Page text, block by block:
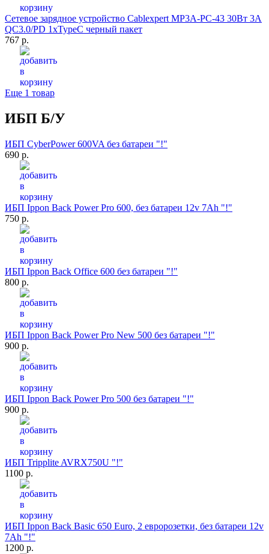
Сетевое зарядное устройство Cablexpert MP3A-PC-43 30Вт 3A
QC3.0/PD 1xTypeC черный пакет
767 р.
Еще 1 товар
ИБП Б/У
ИБП CyberPower 600VA без батареи "!"
690 р.
ИБП Ippon Back Power Pro 600, без батареи 12v 7Ah "!"
750 р.
ИБП Ippon Back Office 600 без батареи "!"
800 р.
ИБП Ippon Back Power Pro New 500 без батареи "!"
900 р.
ИБП Ippon Back Power Pro 500 без батареи "!"
900 р.
ИБП Tripplite AVRX750U "!"
1100 р.
ИБП Ippon Back Basic 650 Euro, 2 евророзетки, без батареи 12v
7Ah "!"
1200 р.